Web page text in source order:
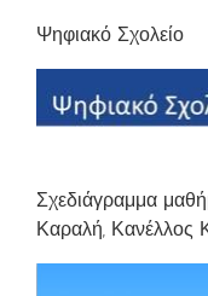
Ψηφιακό Σχολείο
Σχεδιάγραμμα
Καραλή, Κανέλλος